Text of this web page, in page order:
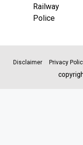
Railway
Police
Disclaimer Privacy